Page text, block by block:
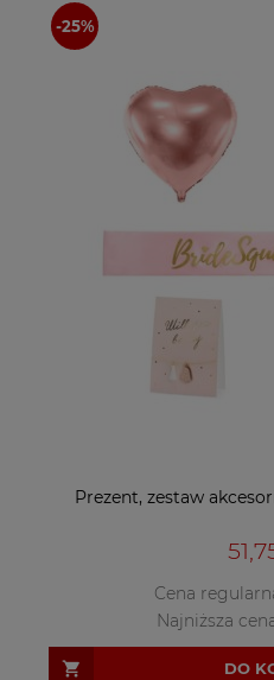
Prezent, zestaw
Cena
Najniższa
DO